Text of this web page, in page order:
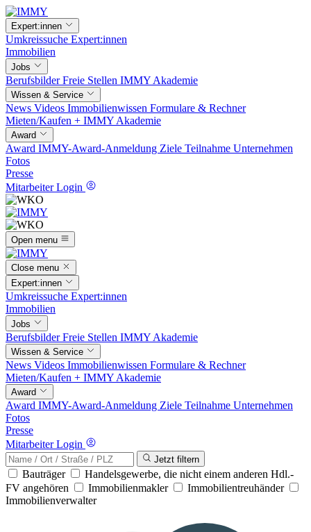
Expert:innen
Umkreissuche Expert:innen
Immobilien
Jobs
BerufsbilderFreie Stellen IMMY Akademie
Wissen & Service
News Videos Immobilienwissen Formulare & Rechner
Mieten/Kaufen + IMMY Akademie
Award
Award IMMY-Award-Anmeldung Ziele Teilnahme Unternehmen
Fotos
Presse
Mitarbeiter Login
Open menu
Close menu
Expert:innen
Umkreissuche Expert:innen
Immobilien
Jobs
BerufsbilderFreie Stellen IMMY Akademie
Wissen & Service
News Videos Immobilienwissen Formulare & Rechner
Mieten/Kaufen + IMMY Akademie
Award
Award IMMY-Award-Anmeldung Ziele Teilnahme Unternehmen
Fotos
Presse
Mitarbeiter Login
Jetzt filtern
Bauträger
Handelsgewerbe, die nicht einem anderen Hdl.-
FV angehören
Immobilienmakler
Immobilientreuhänder
Immobilienverwalter